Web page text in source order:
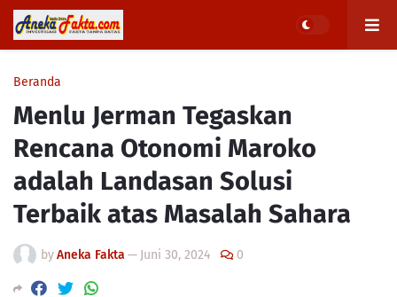
Beranda
Menlu Jerman Tegaskan
Rencana Otonomi Maroko
adalah Landasan Solusi
Terbaik atas Masalah Sahara
byAneka Fakta — Juni 30, 2024 0